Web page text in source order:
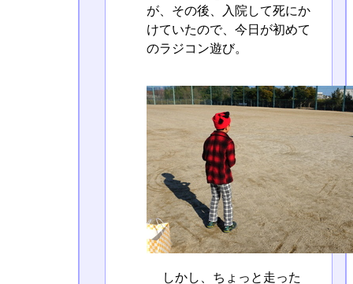
が、その後、入院して死にか
けていたので、今日が初めて
のラジコン遊び。
しかし、ちょっと走った